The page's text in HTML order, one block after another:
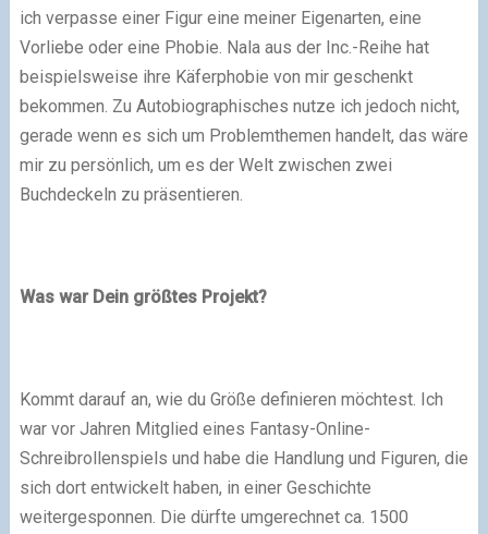
ich verpasse einer Figur eine meiner Eigenarten, eine
Vorliebe oder eine Phobie. Nala aus der Inc.-Reihe hat
beispielsweise ihre Käferphobie von mir geschenkt
bekommen. Zu Autobiographisches nutze ich jedoch nicht,
gerade wenn es sich um Problemthemen handelt, das wäre
mir zu persönlich, um es der Welt zwischen zwei
Buchdeckeln zu präsentieren.
Was war Dein größtes Projekt?
Kommt darauf an, wie du Größe definieren möchtest. Ich
war vor Jahren Mitglied eines Fantasy-Online-
Schreibrollenspiels und habe die Handlung und Figuren, die
sich dort entwickelt haben, in einer Geschichte
weitergesponnen. Die dürfte umgerechnet ca. 1500